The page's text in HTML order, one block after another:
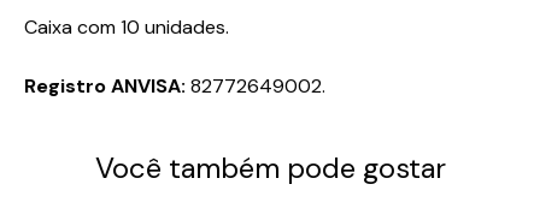
Caixa com 10 unidades.
Registro ANVISA: 82772649002.
Você também pode gostar